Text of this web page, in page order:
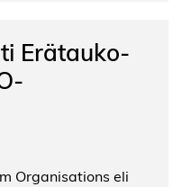
Erätauko-
Organisations eli